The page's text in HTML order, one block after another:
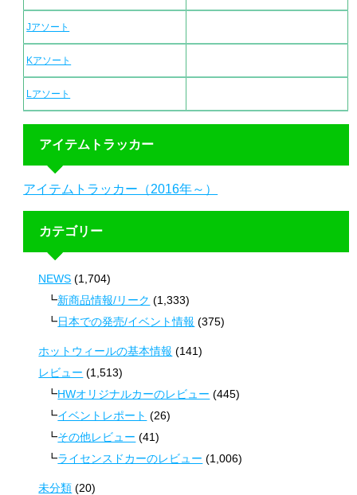
Jアソート
Kアソート
Lアソート
アイテムトラッカー
アイテムトラッカー（2016年～）
カテゴリー
NEWS (1,704)
新商品情報/リーク (1,333)
日本での発売/イベント情報 (375)
ホットウィールの基本情報 (141)
レビュー (1,513)
HWオリジナルカーのレビュー (445)
イベントレポート (26)
その他レビュー (41)
ライセンスドカーのレビュー (1,006)
未分類 (20)